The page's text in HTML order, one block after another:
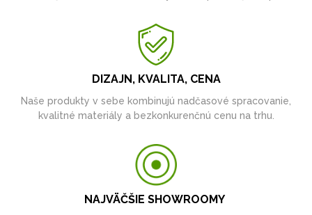
DIZAJN, KVALITA, CENA
Naše produkty v sebe kombinujú nadčasové spracovanie,
kvalitné materiály a bezkonkurenčnú cenu na trhu.
NAJVÄČŠIE SHOWROOMY